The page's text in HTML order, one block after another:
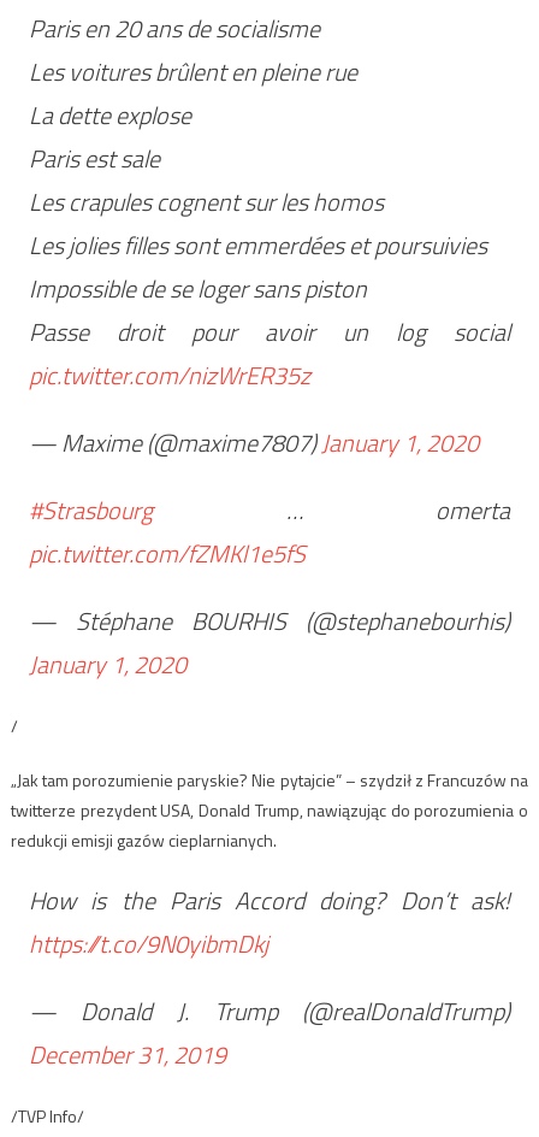
Paris en 20 ans de socialisme
Les voitures brûlent en pleine rue
La dette explose
Paris est sale
Les crapules cognent sur les homos
Les jolies filles sont emmerdées et poursuivies
Impossible de se loger sans piston
Passe droit pour avoir un log social
pic.twitter.com/nizWrER35z
— Maxime (@maxime7807)January 1, 2020
#Strasbourg… omerta
pic.twitter.com/fZMKl1e5fS
— Stéphane BOURHIS (@stephanebourhis)
January 1, 2020
/
„Jak tam porozumienie paryskie? Nie pytajcie” – szydził z Francuzów na
twitterze prezydent USA, Donald Trump, nawiązując do porozumienia o
redukcji emisji gazów cieplarnianych.
How is the Paris Accord doing? Don’t ask!
https://t.co/9N0yibmDkj
— Donald J. Trump (@realDonaldTrump)
December 31, 2019
/TVP Info/